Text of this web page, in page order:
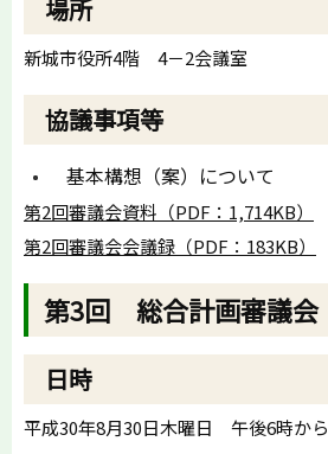
場所
新城市役所4階 4－2会議室
協議事項等
基本構想（案）について
第2回審議会資料（PDF：1,714KB）
第2回審議会会議録（PDF：183KB）
第3回 総合計画審議会
日時
平成30年8月30日木曜日 午後6時から